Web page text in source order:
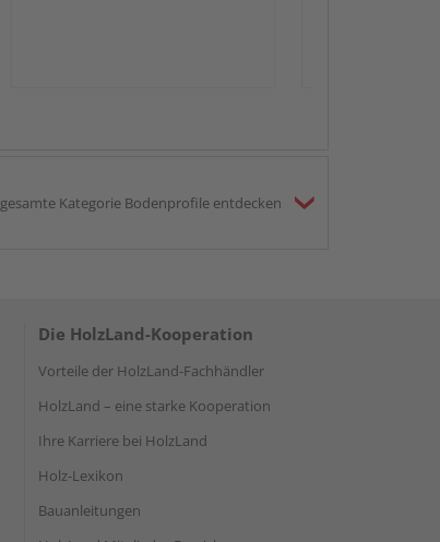
gesamte Kategorie Bodenprofile entdecken
Die HolzLand-Kooperation
Vorteile der HolzLand-Fachhändler
HolzLand – eine starke Kooperation
Ihre Karriere bei HolzLand
Holz-Lexikon
Bauanleitungen